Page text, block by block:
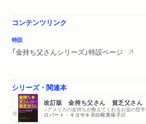
コンテンツリンク
特設
「金持ち父さんシリーズ」特設ページ
シリーズ・関連本
改訂版 金持ち父さん 貧乏父さん
─アメリカの金持ちが教えてくれるお金の哲学
ロバート・キヨサキ著白根美保子訳